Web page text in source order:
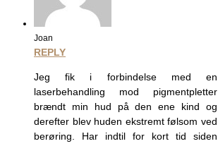
Joan
REPLY
Jeg fik i forbindelse med en
laserbehandling mod pigmentpletter
brændt min hud på den ene kind og
derefter blev huden ekstremt følsom ved
berøring. Har indtil for kort tid siden